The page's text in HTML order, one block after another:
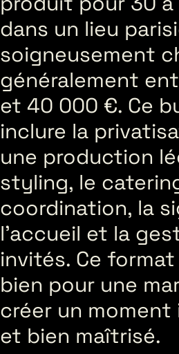
dans un lieu
soigneusement
généralement
et 40 000 €. Ce
inclure la
une production
styling, le
coordination, la
l’accueil et la
invités. Ce
bien pour une
créer un moment
et bien maîtrisé.